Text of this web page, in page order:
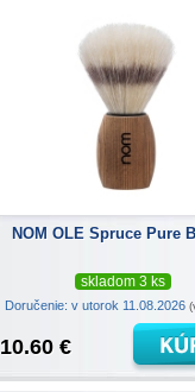
NOM OLE Spruce Pure
skladom 3 ks
Doručenie: v utorok 11.08.2026
10.60 €